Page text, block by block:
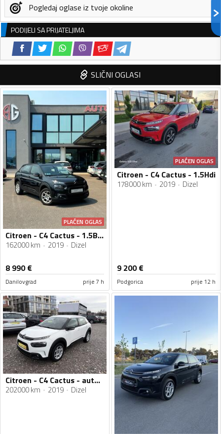
Pogledaj oglase iz tvoje okoline
PODIJELI SA PRIJATELJIMA
SLIČNI OGLASI
PLAĆEN OGLAS
Citroen - C4 Cactus - 1.5BlueHDi 100KS FACELIFT
162000 km 2019 Dizel
8 990€
Danilovgrad prije 7 h
PLAĆEN OGLAS
Citroen - C4 Cactus - 1.5Hdi
178000 km 2019 Dizel
9 200€
Podgorica prije 12 h
Citroen - C4 Cactus - automatik
202000 km 2019 Dizel